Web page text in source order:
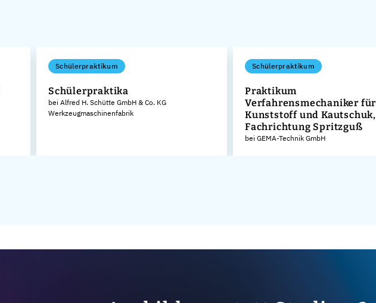
Schülerpraktikum
Schülerpraktika
bei Alfred H. Schütte GmbH & Co. KG
Werkzeugmaschinenfabrik
Schülerpraktikum
Praktikum
Verfahrensmechaniker für
Kunststoff und Kautschuk,
Fachrichtung Spritzguß
bei GEMA-Technik GmbH